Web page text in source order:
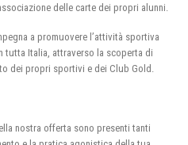
delle carte dei propri alunni.
a promuovere l’attività sportiva
tutta Italia, attraverso la scoperta di
dei propri sportivi e dei Club Gold.
nostra offerta sono presenti tanti